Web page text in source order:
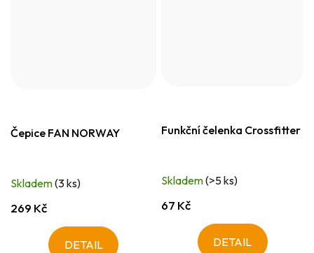
Čepice FAN NORWAY
Skladem(3 ks)
269 Kč
DETAIL
Funkční čelenka Crossfitter
Skladem(>5 ks)
67 Kč
DETAIL